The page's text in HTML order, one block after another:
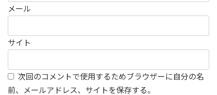
メール
サイト
次回のコメントで使用するためブラウザーに自分の名
前、メールアドレス、サイトを保存する。